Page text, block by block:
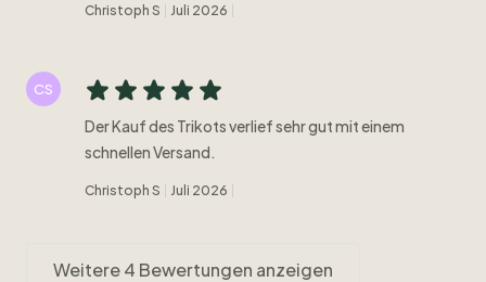
Christoph S Juli 2026
CS
Der Kauf des Trikots verlief sehr gut mit einem
schnellen Versand.
Christoph S Juli 2026
Weitere 4 Bewertungen anzeigen